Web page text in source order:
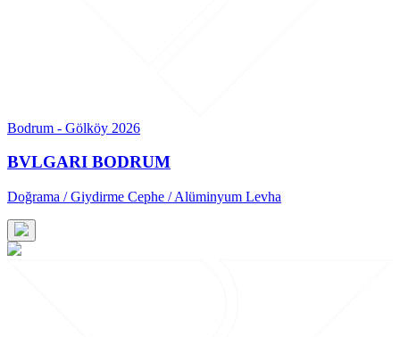
Bodrum - Gölköy 2026
BVLGARI BODRUM
Doğrama / Giydirme Cephe / Alüminyum Levha